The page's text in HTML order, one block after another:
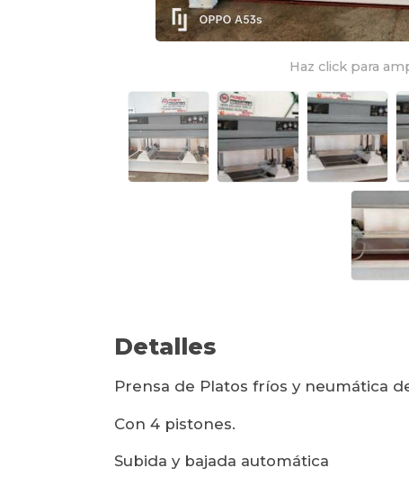
Haz click para
Detalles
Prensa de Platos fríos y neumática
Con 4 pistones.
Subida y bajada automática